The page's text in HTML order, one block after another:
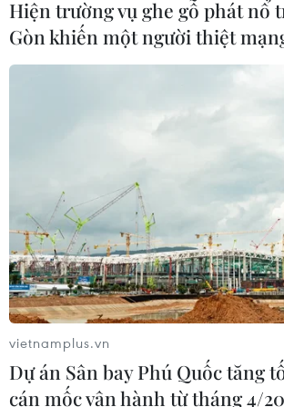
của cộng đồng người Việt Nam tại
Nhật Bản
22/07/2026 14:44
Lượng kiều hối về Thành phố Hồ Chí
Ấm áp nghĩa tình của những cựu
chiến binh Việt Nam tại Đức
22/07/2026 03:14
Khánh thành chùa Hoa Nghiêm tại
Hiện trường vụ ghe gỗ phát nổ
Gòn khiến một người thiệt
vietnamplus.vn
Dự án Sân bay Phú Quốc tăng
cán mốc vận hành từ tháng 4/